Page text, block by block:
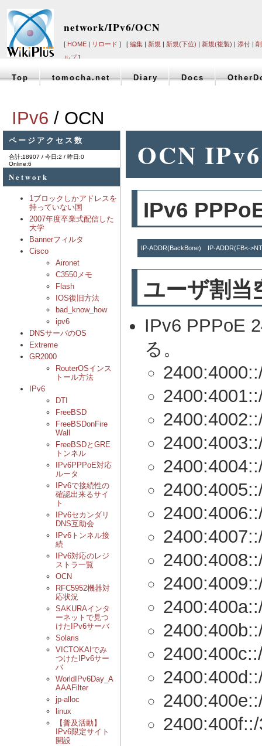
network/IPv6/OCN
[ HOME | リロード ] [ 編集 | 新規 | 新規(下位) | 新規(複製) | 添付 |
ルプ]
Top tomocha.net Diary Docs
IPv6 / OCN
ページアクセス数
合計:18907 / 今日:2 / 昨日:0
Online:6
Network
1ブロックしかアドレスを
持っていない国
2007年度卒業式配信した
大学
Bannerフィルタ
Cisco
Aironet
C3550メモ
Flash
IOS復旧方法
bad_know_how
ipv6
DNSサーバのOS
Extreme
GR2000
RouterOSインス
トール方法
IPv6
DTI
FreeBSD
FreeBSDonFire
Wall
FreeBSDとGRE
トンネル
IPv6PPPoE対応
ルータ
IPv6で接続性の
確認出来るサイ
ト
IPv6セカンダリ
DNS互助会
IPv6トンネル接
続
IPv6対応のレジ
ストラ一覧
OCN
RFC5952機器対
応状況
SAKURAインタ
ーネットで見つ
けたIPv6サーバ
Solaris
VICTOKAIでみ
つけたIPv6サー
バ
WorldIPv6Day_A
AAAFilter
jp-alloc
linux
【普及活動】
IPv6限定サイト
開設
OCN
IPv6
IP-ADDR(BackBone) IP-ADDR(FB<-
ユーザ割
IPv6 PPPoE
る。